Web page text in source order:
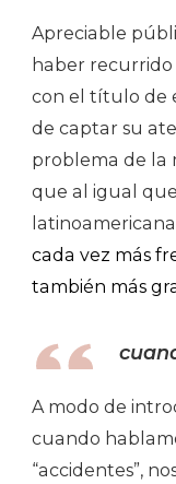
Apreciable
haber recurrido
con el título de
de captar su
problema de la
que al igual
cada vez más
también más
A modo de
cuando
“accidentes”,